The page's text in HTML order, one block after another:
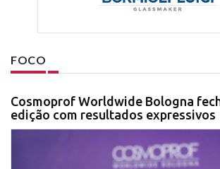
FOCO
Cosmoprof Worldwide Bologna
edição com resultados expressivos